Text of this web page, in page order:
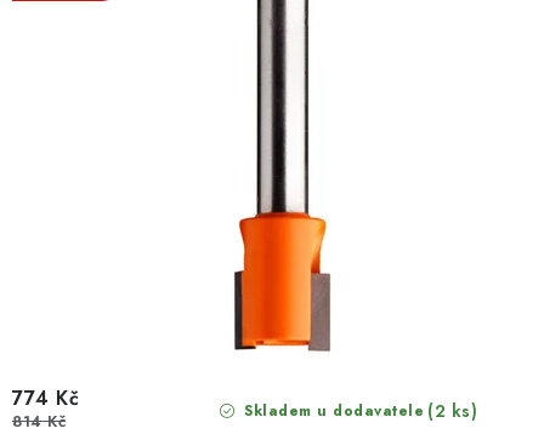
Skladem u dodavatele (2 ks)
774 Kč
814 Kč